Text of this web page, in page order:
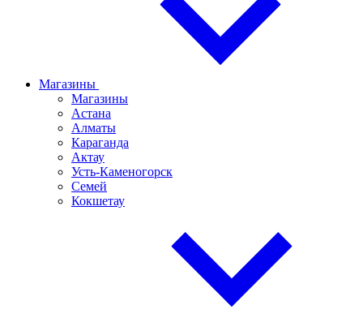
Магазины
Магазины
Астана
Алматы
Караганда
Актау
Усть-Каменогорск
Семей
Кокшетау